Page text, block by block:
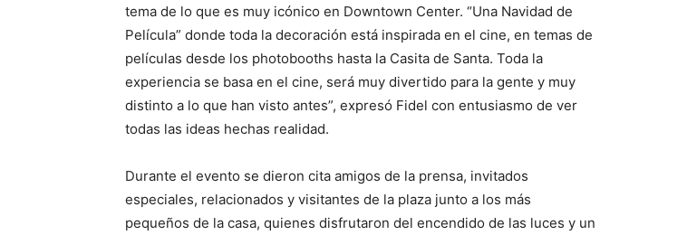
tema de lo que es muy icónico en Downtown Center. “Una Navidad de
Película” donde toda la decoración está inspirada en el cine, en temas de
películas desde los photobooths hasta la Casita de Santa. Toda la
experiencia se basa en el cine, será muy divertido para la gente y muy
distinto a lo que han visto antes”, expresó Fidel con entusiasmo de ver
todas las ideas hechas realidad.
Durante el evento se dieron cita amigos de la prensa, invitados
especiales, relacionados y visitantes de la plaza junto a los más
pequeños de la casa, quienes disfrutaron del encendido de las luces y un